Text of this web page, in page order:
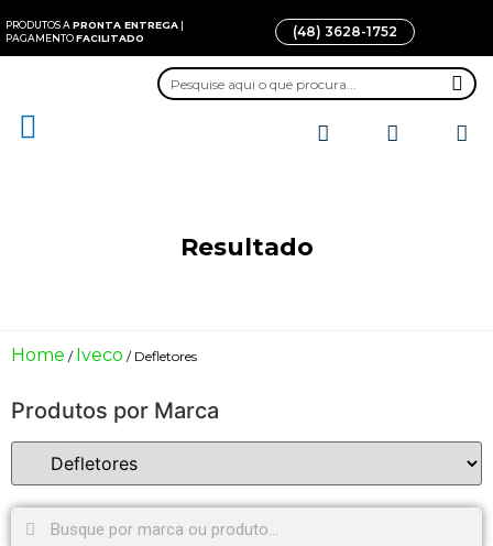
PRODUTOS A PRONTA ENTREGA |
PAGAMENTOFACILITADO (48) 3628-1752
Resultado
Home / Iveco / Defletores
Produtos por Marca